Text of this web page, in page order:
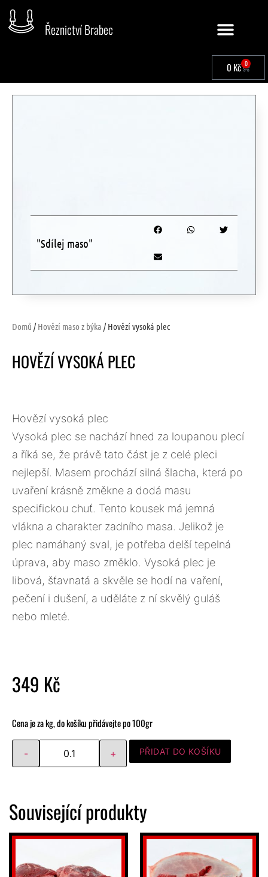
Řeznictví Brabec
0 Kč 0
Domů /Hovězí maso z býka / Hovězí vysoká plec
HOVĚZÍ VYSOKÁ PLEC
Hovězí vysoká plec
Vysoká plec se nachází hned za loupanou plecí
a říká se, že právě tato část je z celé pleci
nejlepší. Masem prochází silná šlacha, která po
uvaření krásně změkne a dodá masu
specifickou chuť. Tento kousek má jemná
vlákna a charakter zadního masa. Jelikož je
plec namáhaný sval, je potřeba delší tepelná
úprava, aby maso změklo. Vysoká plec je
libová, šťavnatá a skvěle se hodí na vaření,
pečení i dušení, a uděláte z ní skvělý guláš
nebo mleté.
349 Kč
Cena je za kg, do košíku přidávejte po 100gr
PŘIDAT DO KOŠÍKU
"Sdílej maso"
Související produkty